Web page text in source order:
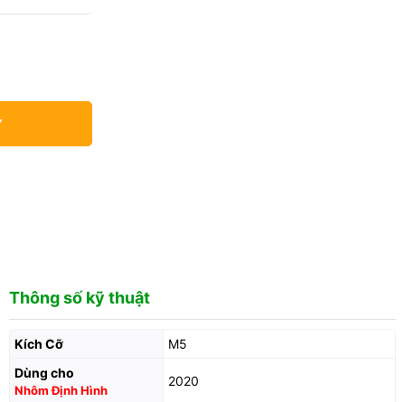
Thông số kỹ thuật
Kích Cỡ
M5
Dùng cho
Nhôm Định Hình
2020